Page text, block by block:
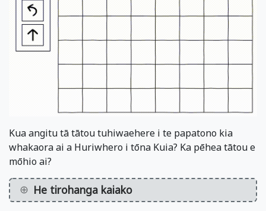
Kua angitu tā tātou tuhiwaehere i te papatono kia
whakaora ai a Huriwhero i tōna Kuia? Ka pēhea tātou e
mōhio ai?
He tirohanga kaiako